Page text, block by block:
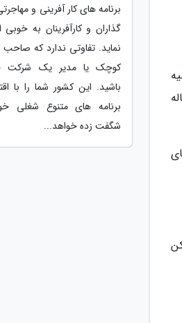
برنامه های کار آفرینی و
گذاران و کارآفرینان به خوبی
نماید. تفاوتی ندارد که
کوچک یا مدیر یک شرکت
باشید. این کشور شما را با
برنامه های متنوع شغلی
شگفت زده خواهد...